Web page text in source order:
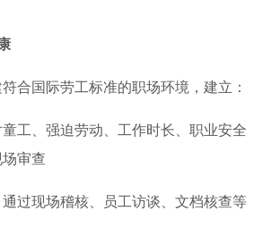
合国际劳工标准的职场环境，建立：
工、强迫劳动、工作时长、职业安全
审查
过现场稽核、员工访谈、文档核查等